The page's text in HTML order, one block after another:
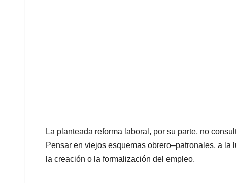
La planteada reforma laboral, por su parte, no
Pensar en viejos esquemas obrero–patronales, a
la creación o la formalización del empleo.